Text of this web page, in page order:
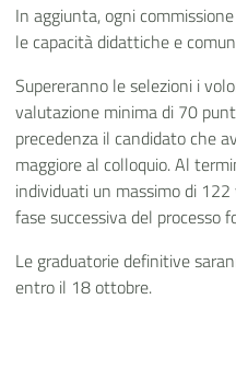
In aggiunta, ogni
le capacità didattiche e
Supereranno le selezioni i
valutazione minima di 70
precedenza il candidato che
maggiore al colloquio. Al
individuati un massimo di
fase successiva del processo
Le graduatorie definitive
entro il 18 ottobre.